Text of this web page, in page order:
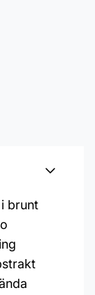
brunt